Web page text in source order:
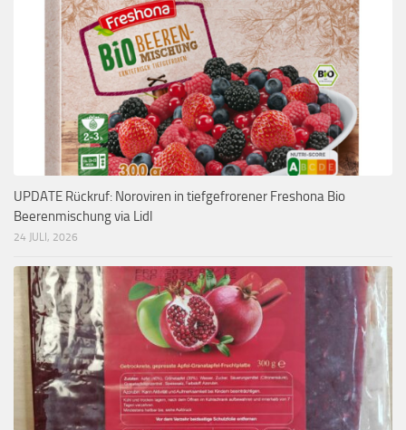
UPDATE Rückruf: Noroviren in tiefgefrorener Freshona Bio
Beerenmischung via Lidl
24 JULI, 2026